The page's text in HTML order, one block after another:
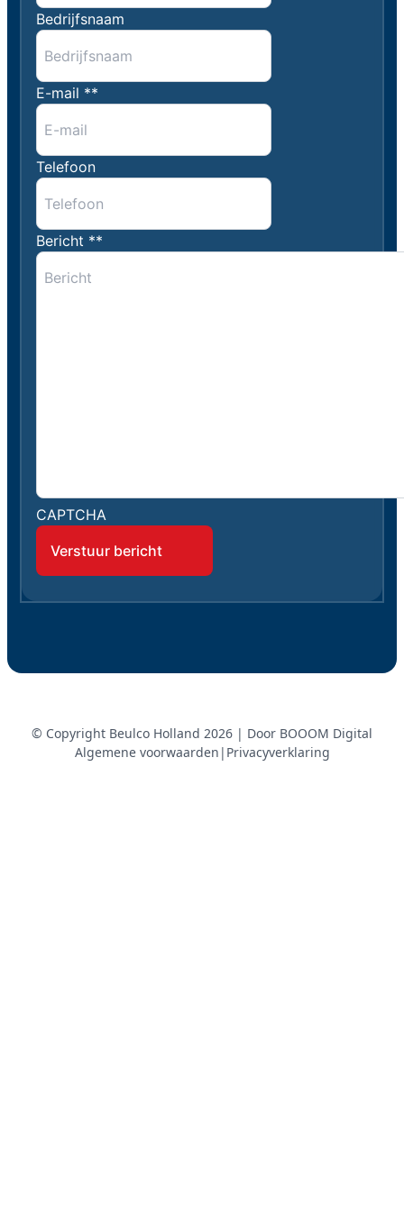
Bedrijfsnaam
E-mail **
Telefoon
Bericht **
CAPTCHA
© Copyright Beulco Holland 2026 | Door BOOOM Digital
Algemene voorwaarden | Privacyverklaring